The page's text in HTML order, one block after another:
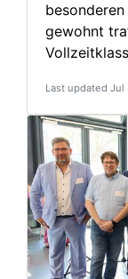
gewohnt
Last updated Jul